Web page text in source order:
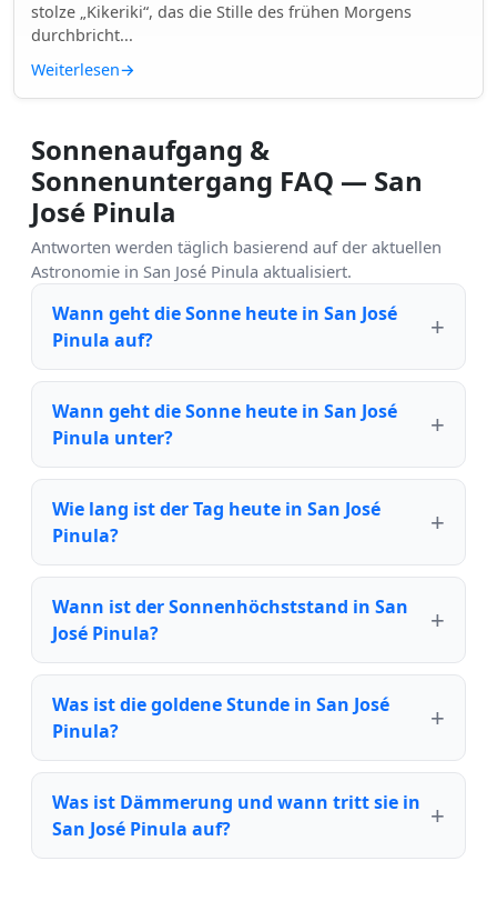
stolze „Kikeriki“, das die Stille des frühen Morgens
durchbricht...
Weiterlesen→
Sonnenaufgang &
Sonnenuntergang FAQ — San
José Pinula
Antworten werden täglich basierend auf der aktuellen
Astronomie in San José Pinula aktualisiert.
Wann geht die Sonne heute in San José
Pinula auf?
Wann geht die Sonne heute in San José
Pinula unter?
Wie lang ist der Tag heute in San José
Pinula?
Wann ist der Sonnenhöchststand in San
José Pinula?
Was ist die goldene Stunde in San José
Pinula?
Was ist Dämmerung und wann tritt sie in
San José Pinula auf?